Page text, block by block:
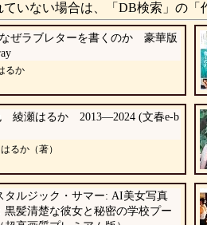
ない場合は、「DB検索」の「
ぜラブレターを書くのか 豪華版
るか
綾瀬はるか 2013―2024 (文春e-b
るか（著）
タルジック・サマー: AI美女写真
黒髪清楚な彼女と秘密の学校プー